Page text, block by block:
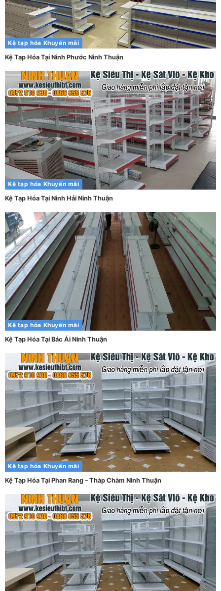
Kệ tạp hóa Khuyến mãi
Kệ Tạp Hóa Tại Ninh Phước Ninh Thuận
Kệ tạp hóa Khuyến mãi
Kệ Tạp Hóa Tại Ninh Hải Ninh Thuận
Kệ tạp hóa Khuyến mãi
Kệ Tạp Hóa Tại Bác Ái Ninh Thuận
Kệ tạp hóa Khuyến mãi
Kệ Tạp Hóa Tại Phan Rang – Tháp Chàm Ninh Thuận